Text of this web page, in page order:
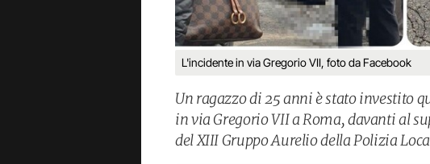
L'incidente in via Gregorio VII, foto da Facebook
Un ragazzo di 25 anni è stato investito
in via Gregorio VII a Roma, davanti al
del XIII Gruppo Aurelio della Polizia